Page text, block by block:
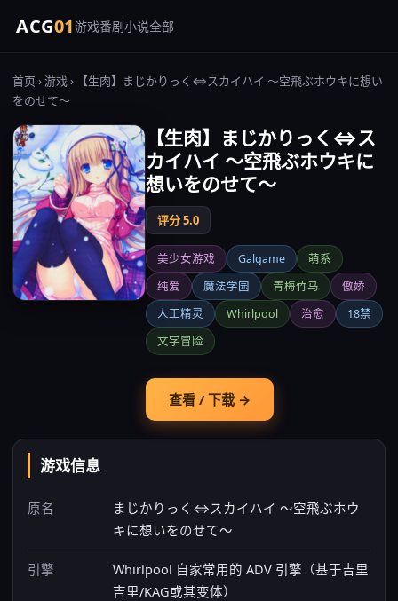
ACG01游戏番剧小说全部
首页 ›游戏› 【生肉】まじかりっく⇔スカイハイ ～空飛ぶホウキに想い
をのせて～
【生肉】まじかりっく⇔ス
カイハイ ～空飛ぶホウキに
想いをのせて～
评分 5.0
美少女游戏 Galgame
萌系
纯爱
魔法学园 青梅竹马
傲娇
人工精灵
Whirlpool 治愈
18禁
文字冒险
查看 / 下载 →
游戏信息
原名
まじかりっく⇔スカイハイ ～空飛ぶホウ
キに想いをのせて～
引擎
Whirlpool 自家常用的 ADV 引擎（基于吉里
吉里/KAG或其变体）